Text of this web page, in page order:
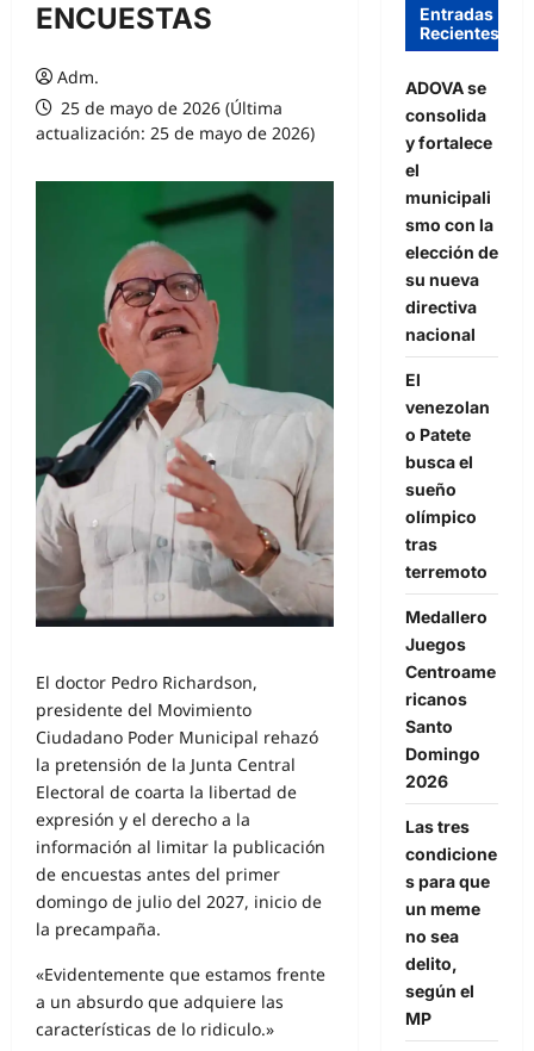
ENCUESTAS
Adm.
25 de mayo de 2026 (Última
actualización: 25 de mayo de 2026)
El doctor Pedro Richardson,
presidente del Movimiento
Ciudadano Poder Municipal rehazó
la pretensión de la Junta Central
Electoral de coarta la libertad de
expresión y el derecho a la
información al limitar la publicación
de encuestas antes del primer
domingo de julio del 2027, inicio de
la precampaña.
«Evidentemente que estamos frente
a un absurdo que adquiere las
características de lo ridiculo.»
Entradas
Recientes
ADOVA se
consolida
y fortalece
el
municipali
smo con la
elección de
su nueva
directiva
nacional
El
venezolan
o Patete
busca el
sueño
olímpico
tras
terremoto
Medallero
Juegos
Centroame
ricanos
Santo
Domingo
2026
Las tres
condicione
s para que
un meme
no sea
delito,
según el
MP